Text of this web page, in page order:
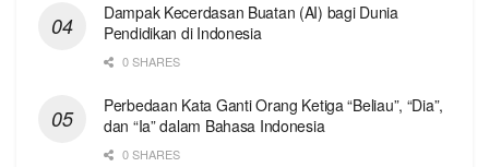
Dampak Kecerdasan Buatan (AI) bagi Dunia
Pendidikan di Indonesia
0 SHARES
Perbedaan Kata Ganti Orang Ketiga “Beliau”, “Dia”,
dan “Ia” dalam Bahasa Indonesia
0 SHARES